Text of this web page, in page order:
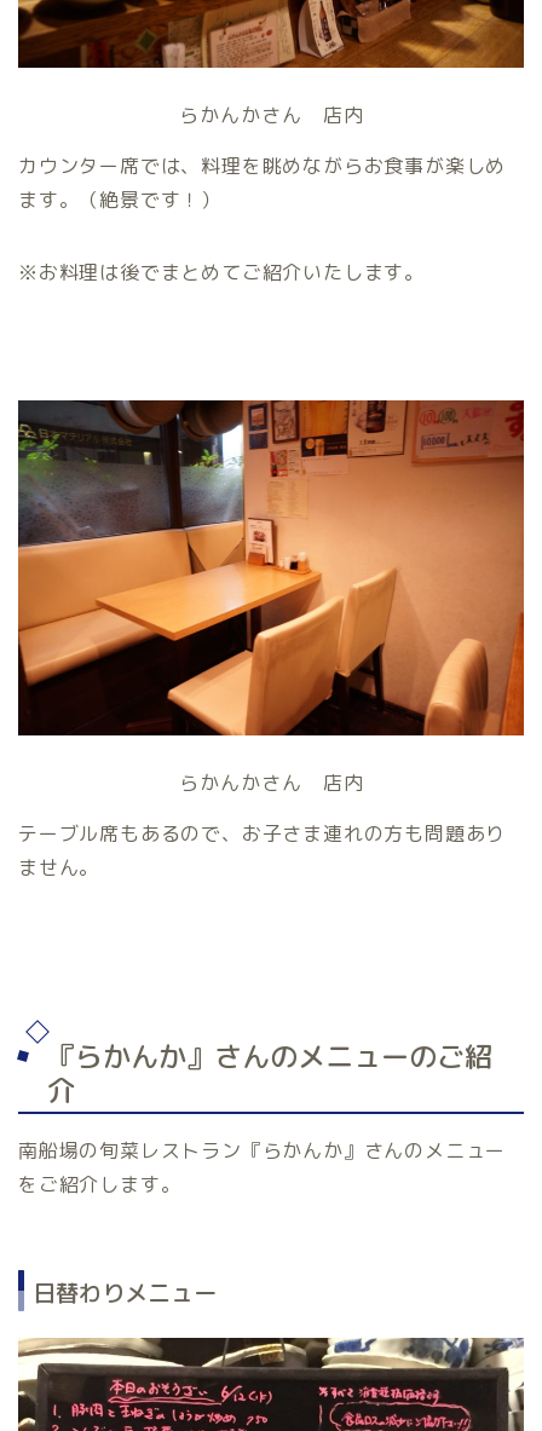
らかんかさん 店内
カウンター席では、料理を眺めながらお食事が楽しめ
ます。（絶景です！）
※お料理は後でまとめてご紹介いたします。
らかんかさん 店内
テーブル席もあるので、お子さま連れの方も問題あり
ません。
『らかんか』さんのメニューのご紹
介
南船場の旬菜レストラン『らかんか』さんのメニュー
をご紹介します。
日替わりメニュー